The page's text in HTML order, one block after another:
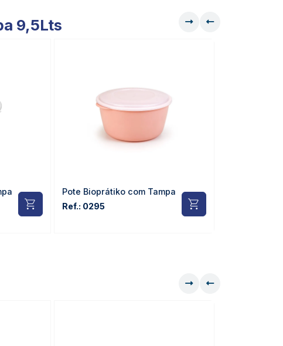
9,5Lts
Pote Bioprátiko com Tampa
Ref.: 0295